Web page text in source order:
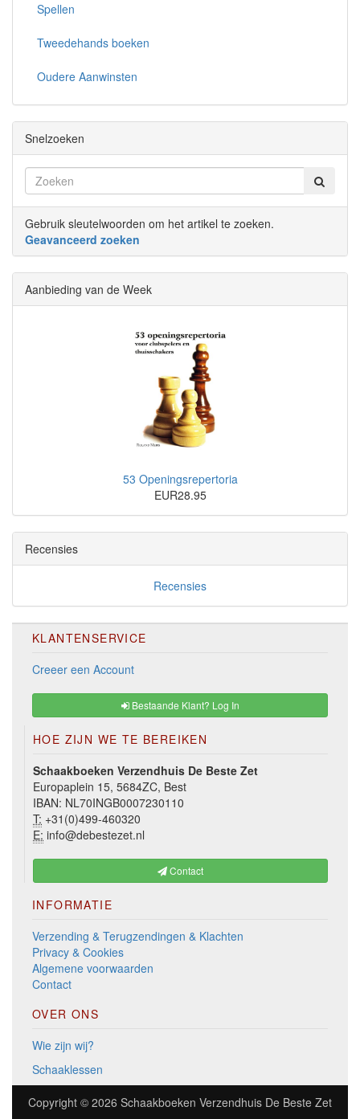
Spellen
Tweedehands boeken
Oudere Aanwinsten
Snelzoeken
Gebruik sleutelwoorden om het artikel te zoeken.
Geavanceerd zoeken
Aanbieding van de Week
53 Openingsrepertoria
EUR28.95
Recensies
Recensies
KLANTENSERVICE
Creeer een Account
Bestaande Klant? Log In
HOE ZIJN WE TE BEREIKEN
Schaakboeken Verzendhuis De Beste Zet
Europaplein 15, 5684ZC, Best
IBAN: NL70INGB0007230110
T: +31(0)499-460320
E: info@debestezet.nl
Contact
INFORMATIE
Verzending & Terugzendingen & Klachten
Privacy & Cookies
Algemene voorwaarden
Contact
OVER ONS
Wie zijn wij?
Schaaklessen
Copyright © 2026 Schaakboeken Verzendhuis De Beste Zet